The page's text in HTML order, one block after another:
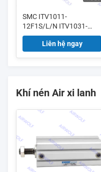
SMC ITV1011-
12F1S/L/N ITV1031-
12F1S/L/N ITV1051-
12F1S/L/N Máy điều
Liên hệ ngay
Khí nén Air xi lanh